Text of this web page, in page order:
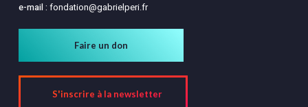
e-mail : fondation@gabrielperi.fr
Faire un don
S'inscrire à la newsletter